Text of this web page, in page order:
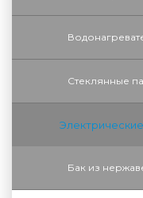
Стеклянные
Бак из